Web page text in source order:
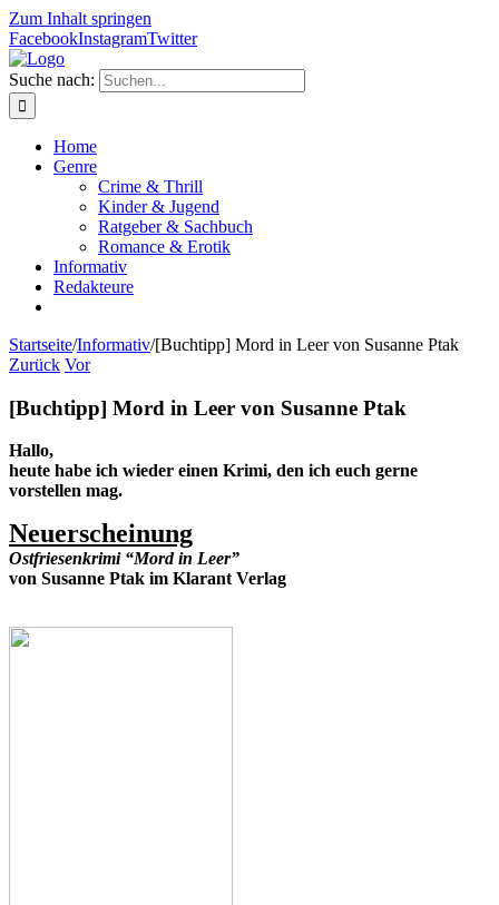
Zum Inhalt springen
FacebookInstagramTwitter
Suche nach:
Home
Genre
Crime & Thrill
Kinder & Jugend
Ratgeber & Sachbuch
Romance & Erotik
Informativ
Redakteure
Startseite/Informativ/[Buchtipp] Mord in Leer von Susanne Ptak
Zurück Vor
[Buchtipp] Mord in Leer von Susanne Ptak
Hallo,
heute habe ich wieder einen Krimi, den ich euch gerne
vorstellen mag.
Neuerscheinung
Ostfriesenkrimi “Mord in Leer”
von Susanne Ptak im Klarant Verlag